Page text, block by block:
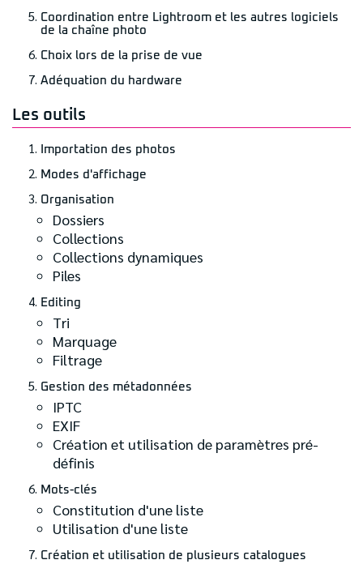
Coordination entre Lightroom et les autres logiciels
de la chaîne photo
Choix lors de la prise de vue
Adéquation du hardware
Les outils
Importation des photos
Modes d'affichage
Organisation
Dossiers
Collections
Collections dynamiques
Piles
Editing
Tri
Marquage
Filtrage
Gestion des métadonnées
IPTC
EXIF
Création et utilisation de paramètres pré-
définis
Mots-clés
Constitution d'une liste
Utilisation d'une liste
Création et utilisation de plusieurs catalogues